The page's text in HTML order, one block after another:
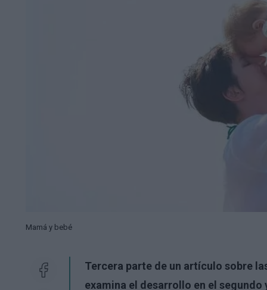
Mamá y bebé
Tercera parte de un artículo sobre
examina el desarrollo en el